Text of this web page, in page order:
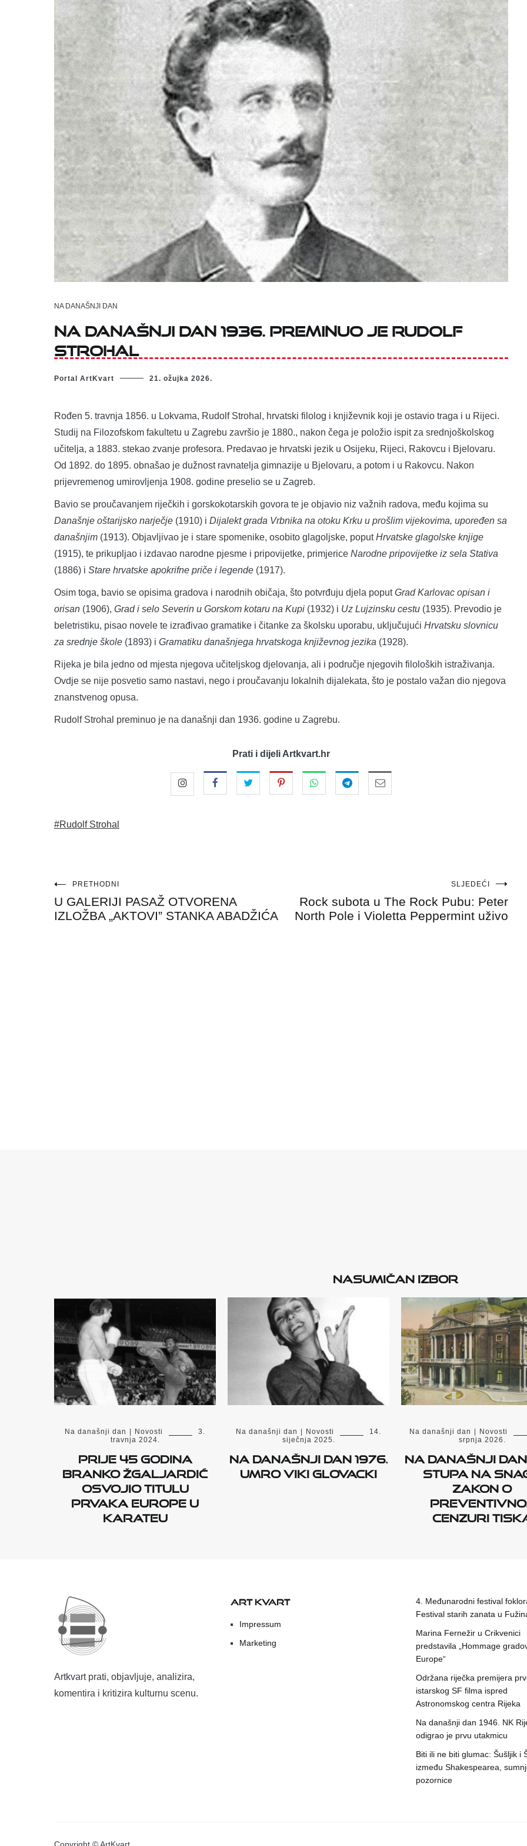
NA DANAŠNJI DAN
Na današnji dan 1936. preminuo je Rudolf
Strohal
Portal ArtKvart 21. ožujka 2026.
Rođen 5. travnja 1856. u Lokvama, Rudolf Strohal, hrvatski filolog i književnik koji je ostavio traga i u Rijeci.
Studij na Filozofskom fakultetu u Zagrebu završio je 1880., nakon čega je položio ispit za srednjoškolskog
učitelja, a 1883. stekao zvanje profesora. Predavao je hrvatski jezik u Osijeku, Rijeci, Rakovcu i Bjelovaru.
Od 1892. do 1895. obnašao je dužnost ravnatelja gimnazije u Bjelovaru, a potom i u Rakovcu. Nakon
prijevremenog umirovljenja 1908. godine preselio se u Zagreb.
Bavio se proučavanjem riječkih i gorskokotarskih govora te je objavio niz važnih radova, među kojima su
Današnje oštarijsko narječje (1910) i Dijalekt grada Vrbnika na otoku Krku u prošlim vijekovima, upoređen sa
današnjim (1913). Objavljivao je i stare spomenike, osobito glagoljske, poputHrvatske glagolske knjige
(1915), te prikupljao i izdavao narodne pjesme i pripovijetke, primjerice Narodne pripovijetke iz sela Stativa
(1886) i Stare hrvatske apokrifne priče i legende (1917).
Osim toga, bavio se opisima gradova i narodnih običaja, što potvrđuju djela poputGrad Karlovac opisan i
orisan (1906), Grad i selo Severin u Gorskom kotaru na Kupi (1932) i Uz Lujzinsku cestu (1935). Prevodio je
beletristiku, pisao novele te izrađivao gramatike i čitanke za školsku uporabu, uključujući Hrvatsku slovnicu
za srednje škole (1893) i Gramatiku današnjega hrvatskoga književnog jezika (1928).
Rijeka je bila jedno od mjesta njegova učiteljskog djelovanja, ali i područje njegovih filoloških istraživanja.
Ovdje se nije posvetio samo nastavi, nego i proučavanju lokalnih dijalekata, što je postalo važan dio njegova
znanstvenog opusa.
Rudolf Strohal preminuo je na današnji dan 1936. godine u Zagrebu.
Prati i dijeli Artkvart.hr
#Rudolf Strohal
Navigacija
objava
PRETHODNI
U GALERIJI PASAŽ OTVORENA
IZLOŽBA „AKTOVI” STANKA ABADŽIĆA
SLJEDEĆI
Rock subota u The Rock Pubu: Peter
North Pole i Violetta Peppermint uživo
Nasumičan izbor
Na današnji dan Novosti
3.
travnja 2024.
Prije 45 godina
Branko Žgaljardić
osvojio titulu
prvaka Europe u
karateu
Na današnji dan Novosti
14.
siječnja 2025.
Na današnji dan 1976.
umro Viki Glovacki
Na današnji dan Novosti
srpnja 2026.
Na današnji dan
stupa na
zakon o
cenzuri
Artkvart prati, objavljuje, analizira,
komentira i kritizira kulturnu scenu.
ART KVART
Impressum
Marketing
4. Međunarodni festival
Festival starih zanata u
Marina Fernežir u Crikvenici
predstavila „Hommage
Europe“
Održana riječka premijera
istarskog SF filma ispred
Astronomskog centra Rijeka
Na današnji dan 1946. NK
odigrao je prvu utakmicu
Biti ili ne biti glumac: Šušljik i
između Shakespearea,
pozornice